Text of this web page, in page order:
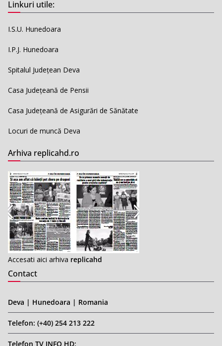
Linkuri utile:
I.S.U. Hunedoara
I.P.J. Hunedoara
Spitalul Județean Deva
Casa Județeană de Pensii
Casa Județeană de Asigurări de Sănătate
Locuri de muncă Deva
Arhiva replicahd.ro
Accesati aici arhiva replicahd
Contact
Deva | Hunedoara | Romania
Telefon: (+40) 254 213 222
Telefon TV INFO HD: